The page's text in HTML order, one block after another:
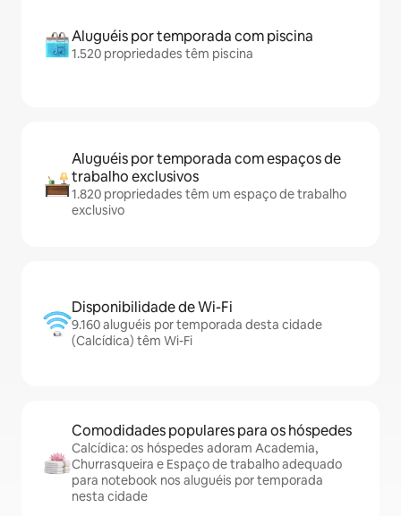
Aluguéis por temporada com piscina
1.520 propriedades têm piscina
Aluguéis por temporada com espaços de
trabalho exclusivos
1.820 propriedades têm um espaço de trabalho
exclusivo
Disponibilidade de Wi-Fi
9.160 aluguéis por temporada desta cidade
(Calcídica) têm Wi-Fi
Comodidades populares para os hóspedes
Calcídica: os hóspedes adoram Academia,
Churrasqueira e Espaço de trabalho adequado
para notebook nos aluguéis por temporada
nesta cidade